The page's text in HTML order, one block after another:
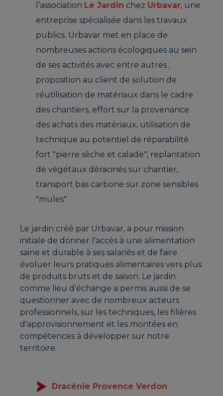
l’association Le Jardin chez Urbavar, une
entreprise spécialisée dans les travaux
publics. Urbavar met en place de
nombreuses actions écologiques au sein
de ses activités avec entre autres ;
proposition au client de solution de
réutilisation de matériaux dans le cadre
des chantiers, effort sur la provenance
des achats des matériaux, utilisation de
technique au potentiel de réparabilité
fort "pierre sèche et calade'', replantation
de végétaux déracinés sur chantier,
transport bas carbone sur zone sensibles
"mules".
Le jardin créé par Urbavar, a pour mission
initiale de donner l'accès à une alimentation
saine et durable à ses salariés et de faire
évoluer leurs pratiques alimentaires vers plus
de produits bruts et de saison. Le jardin
comme lieu d'échange a permis aussi de se
questionner avec de nombreux acteurs
professionnels, sur les techniques, les filières
d'approvisionnement et les montées en
compétences à développer sur notre
territoire.
Dracénie Provence Verdon